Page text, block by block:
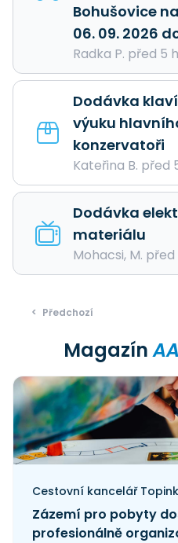
Bohušovice
06. 09. 2026
Radka P. před 5
Dodávka
výuku
konzervatoři
Kateřina B. před
Dodávka
materiálu
Mohacsi, M.
< Předchozí
Magazín
Cestovní kancelář
Zázemí pro pobyty
profesionálně